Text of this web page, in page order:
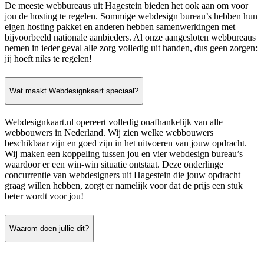
De meeste webbureaus uit Hagestein bieden het ook aan om voor
jou de hosting te regelen. Sommige webdesign bureau’s hebben hun
eigen hosting pakket en anderen hebben samenwerkingen met
bijvoorbeeld nationale aanbieders. Al onze aangesloten webbureaus
nemen in ieder geval alle zorg volledig uit handen, dus geen zorgen:
jij hoeft niks te regelen!
Wat maakt Webdesignkaart speciaal?
Webdesignkaart.nl opereert volledig onafhankelijk van alle
webbouwers in Nederland. Wij zien welke webbouwers
beschikbaar zijn en goed zijn in het uitvoeren van jouw opdracht.
Wij maken een koppeling tussen jou en vier webdesign bureau’s
waardoor er een win-win situatie ontstaat. Deze onderlinge
concurrentie van webdesigners uit Hagestein die jouw opdracht
graag willen hebben, zorgt er namelijk voor dat de prijs een stuk
beter wordt voor jou!
Waarom doen jullie dit?